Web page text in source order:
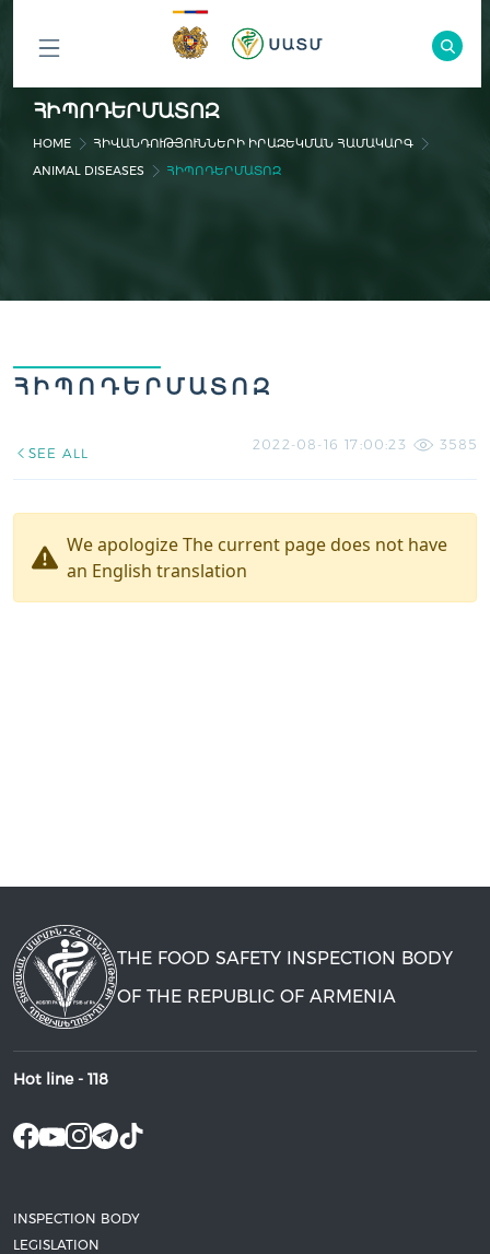
ԲՈԼՈՐ
ԲԱԺԻՆՆԵՐԸ
ՀԻՊՈԴԵՐՄԱՏՈԶ
HOME
ՀԻՎԱՆԴՈՒԹՅՈՒՆՆԵՐԻ ԻՐԱԶԵԿՄԱՆ ՀԱՄԱԿԱՐԳ
ANIMAL DISEASES
ՀԻՊՈԴԵՐՄԱՏՈԶ
ՀԻՊՈԴԵՐՄԱՏՈԶ
SEE ALL
2022-08-16 17:00:23 3585
We apologize The current page does not have
an English translation
THE FOOD SAFETY INSPECTION BODY
OF THE REPUBLIC OF ARMENIA
Hot line - 118
INSPECTION BODY
LEGISLATION